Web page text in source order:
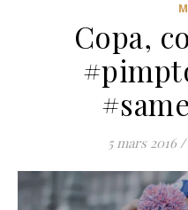
Copa,
5 mars 2016 /